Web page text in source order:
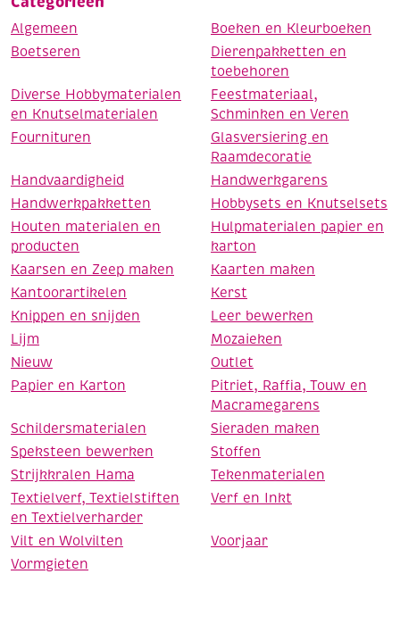
Algemeen
Boeken en Kleurboeken
Boetseren
Dierenpakketten en
toebehoren
Diverse Hobbymaterialen
en Knutselmaterialen
Feestmateriaal,
Schminken en Veren
Fournituren
Glasversiering en
Raamdecoratie
Handvaardigheid
Handwerkgarens
Handwerkpakketten
Hobbysets en Knutselsets
Houten materialen en
producten
Hulpmaterialen papier en
karton
Kaarsen en Zeep maken
Kaarten maken
Kantoorartikelen
Kerst
Knippen en snijden
Leer bewerken
Lijm
Mozaieken
Nieuw
Outlet
Papier en Karton
Pitriet, Raffia, Touw en
Macramegarens
Schildersmaterialen
Sieraden maken
Speksteen bewerken
Stoffen
Strijkkralen Hama
Tekenmaterialen
Textielverf, Textielstiften
en Textielverharder
Verf en Inkt
Vilt en Wolvilten
Voorjaar
Vormgieten